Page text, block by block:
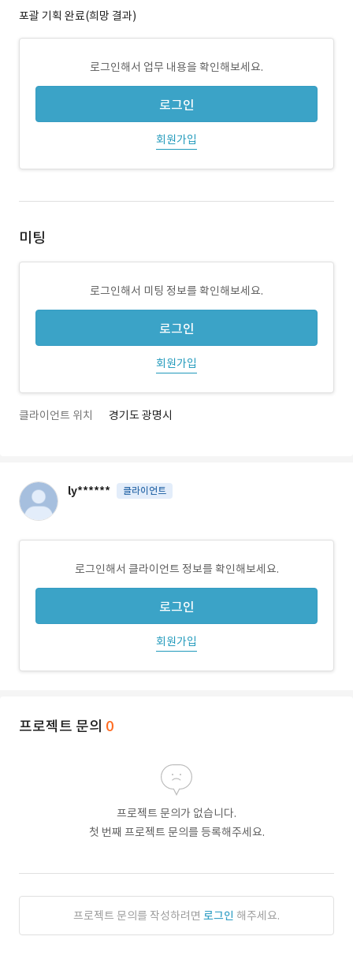
포괄 기획 완료(희망 결과)
로그인해서 업무 내용을 확인해보세요.
로그인
회원가입
미팅
로그인해서 미팅 정보를 확인해보세요.
로그인
회원가입
클라이언트 위치 경기도 광명시
ly****** 클라이언트
로그인해서 클라이언트 정보를 확인해보세요.
로그인
회원가입
프로젝트 문의 0
프로젝트 문의가 없습니다.
첫 번째 프로젝트 문의를 등록해주세요.
프로젝트 문의를 작성하려면 로그인 해주세요.